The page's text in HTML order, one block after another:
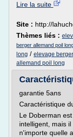
Lire la suite
Site : http://
Thèmes liés :
berger allemand poil
long / elevage
allemand poil long
garantie 5ans
Caractéristique
Le Doberman
intelligent, mais
n'importe quelle